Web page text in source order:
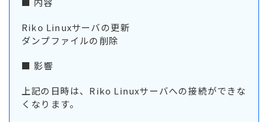
Riko Linuxサーバの更新
ダンプファイルの削除
■ 影響
上記の日時は、Riko Linuxサーバへの接続ができな
くなります。